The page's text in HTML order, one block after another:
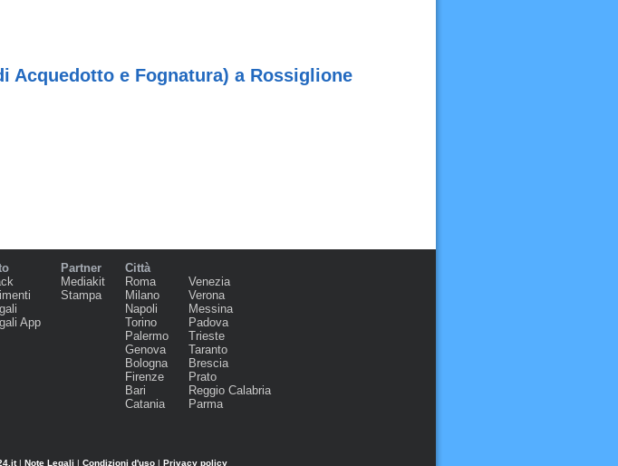
Acquedotto e Fognatura) a Rossiglione
App
Partner
Mediakit
Stampa
Città
Roma
Milano
Napoli
Torino
Palermo
Genova
Bologna
Firenze
Bari
Catania
Venezia
Verona
Messina
Padova
Trieste
Taranto
Brescia
Prato
Reggio Calabria
Parma
| Note Legali | Condizioni d'uso| Privacy policy